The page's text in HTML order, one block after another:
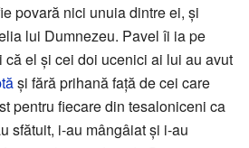
povară nici unuia dintre ei, şi
lui Dumnezeu. Pavel îi ia pe
el şi cei doi ucenici ai lui au avut
şi fără prihană faţă de cei care
pentru fiecare din tesaloniceni ca
sfătuit, i-au mângâiat şi i-au